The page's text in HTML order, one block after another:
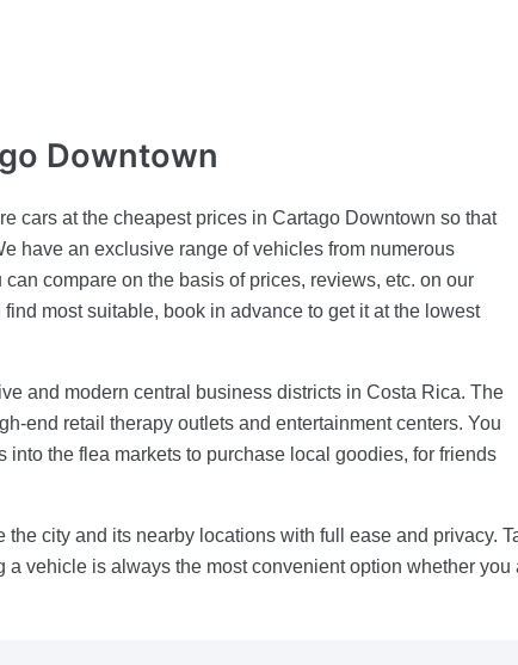
Downtown
cars at the cheapest prices in Cartago Downtown so that
have an exclusive range of vehicles from numerous
compare on the basis of prices, reviews, etc. on our
most suitable, book in advance to get it at the lowest
and modern central business districts in Costa Rica. The
end retail therapy outlets and entertainment centers. You
the flea markets to purchase local goodies, for friends
city and its nearby locations with full ease and privacy.
vehicle is always the most convenient option whether you